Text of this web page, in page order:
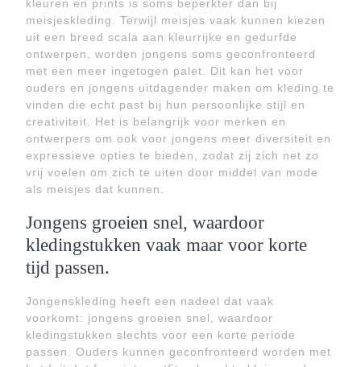
kleuren en prints is soms beperkter dan bij
meisjeskleding. Terwijl meisjes vaak kunnen kiezen
uit een breed scala aan kleurrijke en gedurfde
ontwerpen, worden jongens soms geconfronteerd
met een meer ingetogen palet. Dit kan het voor
ouders en jongens uitdagender maken om kleding te
vinden die echt past bij hun persoonlijke stijl en
creativiteit. Het is belangrijk voor merken en
ontwerpers om ook voor jongens meer diversiteit en
expressieve opties te bieden, zodat zij zich net zo
vrij voelen om zich te uiten door middel van mode
als meisjes dat kunnen.
Jongens groeien snel, waardoor
kledingstukken vaak maar voor korte
tijd passen.
Jongenskleding heeft een nadeel dat vaak
voorkomt: jongens groeien snel, waardoor
kledingstukken slechts voor een korte periode
passen. Ouders kunnen geconfronteerd worden met